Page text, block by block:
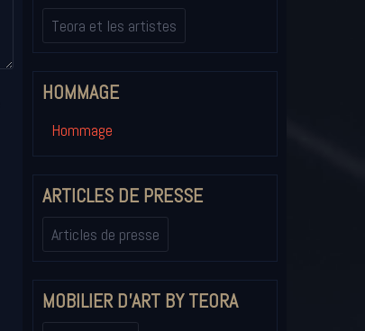
Teora et les artistes
HOMMAGE
Hommage
ARTICLES DE PRESSE
Articles de presse
MOBILIER D'ART BY TEORA